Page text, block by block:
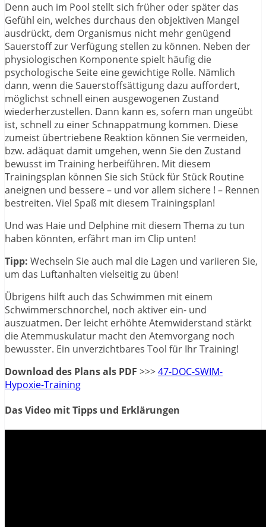
Denn auch im Pool stellt sich früher oder später das
Gefühl ein, welches durchaus den objektiven Mangel
ausdrückt, dem Organismus nicht mehr genügend
Sauerstoff zur Verfügung stellen zu können. Neben der
physiologischen Komponente spielt häufig die
psychologische Seite eine gewichtige Rolle. Nämlich
dann, wenn die Sauerstoffsättigung dazu auffordert,
möglichst schnell einen ausgewogenen Zustand
wiederherzustellen. Dann kann es, sofern man ungeübt
ist, schnell zu einer Schnappatmung kommen. Diese
zumeist übertriebene Reaktion können Sie vermeiden,
bzw. adäquat damit umgehen, wenn Sie den Zustand
bewusst im Training herbeiführen. Mit diesem
Trainingsplan können Sie sich Stück für Stück Routine
aneignen und bessere – und vor allem sichere ! – Rennen
bestreiten. Viel Spaß mit diesem Trainingsplan!
Und was Haie und Delphine mit diesem Thema zu tun
haben könnten, erfährt man im Clip unten!
Tipp: Wechseln Sie auch mal die Lagen und variieren Sie,
um das Luftanhalten vielseitig zu üben!
Übrigens hilft auch das Schwimmen mit einem
Schwimmerschnorchel, noch aktiver ein- und
auszuatmen. Der leicht erhöhte Atemwiderstand stärkt
die Atemmuskulatur macht den Atemvorgang noch
bewusster. Ein unverzichtbares Tool für Ihr Training!
Download des Plans als PDF >>>47-DOC-SWIM-
Hypoxie-Training
Das Video mit Tipps und Erklärungen